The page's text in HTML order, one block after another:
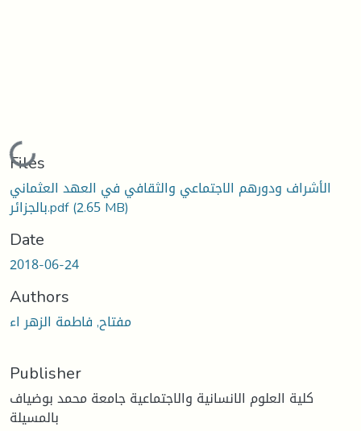
Loading...
Files
الأشراف ودورهم الاجتماعي والثقافي في العهد العثماني
بالجزائر.pdf(2.65 MB)
Date
2018-06-24
Authors
مفتاح, فاطمة الزهر اء
Publisher
كلية العلوم الانسانية والاجتماعية جامعة محمد بوضياف
بالمسيلة